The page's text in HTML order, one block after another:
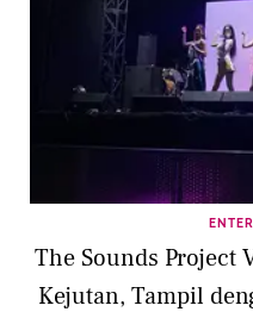
The Sounds Project
Kejutan, Tampil